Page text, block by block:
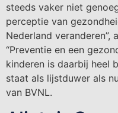
steeds vaker niet
perceptie van
Nederland veranderen”,
“Preventie en een
kinderen is daarbij heel
staat als lijstduwer als
van BVNL.